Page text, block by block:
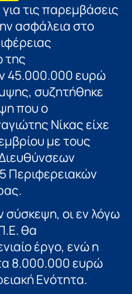
τις παρεμβάσεις
ασφάλεια στο
της
45.000.000 ευρώ
συζητήθηκε
που ο
Νίκας είχε
με τους
Περιφερειακών
σύσκεψη, οι εν λόγω
θα
έργο, ενώ η
8.000.000 ευρώ
Ενότητα.